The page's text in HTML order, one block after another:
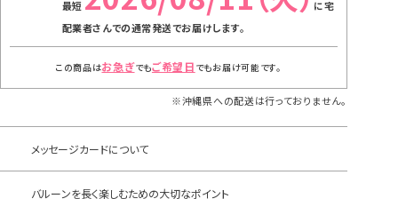
に宅
配業者さんでの通常発送でお届けします。
この商品はお急ぎでもご希望日 でもお届け可能です。
※沖縄県への配送は行っておりません。
メッセージカードについて
バルーンを長く楽しむための大切なポイント